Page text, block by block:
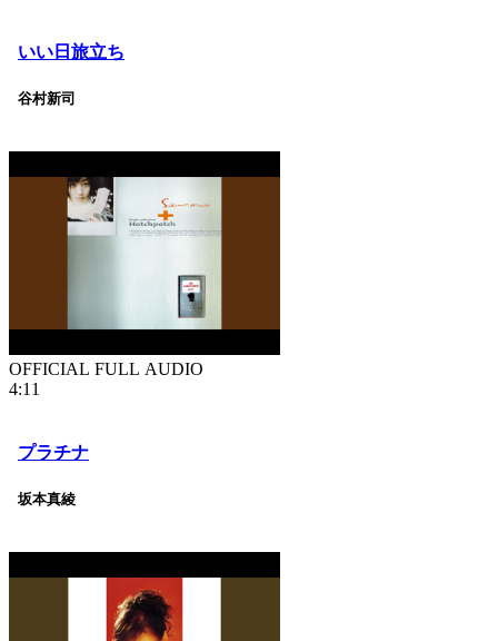
いい日旅立ち
谷村新司
OFFICIAL FULL AUDIO
4:11
プラチナ
坂本真綾